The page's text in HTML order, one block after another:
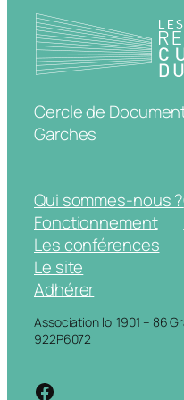
Cercle de
Garches
Qui sommes-nous ?
Fonctionnement
Les conférences
Le site
Adhérer
Association loi 1901 – 86
922P6072
https://